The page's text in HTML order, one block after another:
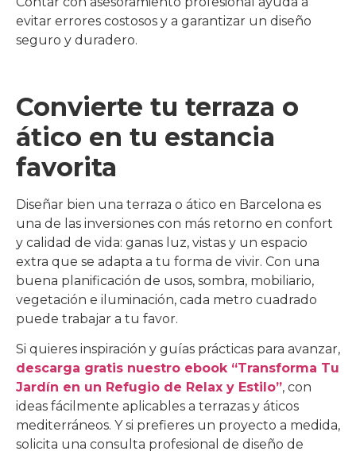
evitar errores costosos y a garantizar un diseño
seguro y duradero.
Convierte tu terraza o
ático en tu estancia
favorita
Diseñar bien una terraza o ático en Barcelona es
una de las inversiones con más retorno en confort
y calidad de vida: ganas luz, vistas y un espacio
extra que se adapta a tu forma de vivir. Con una
buena planificación de usos, sombra, mobiliario,
vegetación e iluminación, cada metro cuadrado
puede trabajar a tu favor.
Si quieres inspiración y guías prácticas para avanzar,
descarga gratis nuestro ebook “Transforma Tu
Jardín en un Refugio de Relax y Estilo”, con
ideas fácilmente aplicables a terrazas y áticos
mediterráneos. Y si prefieres un proyecto a medida,
solicita una consulta profesional de diseño de